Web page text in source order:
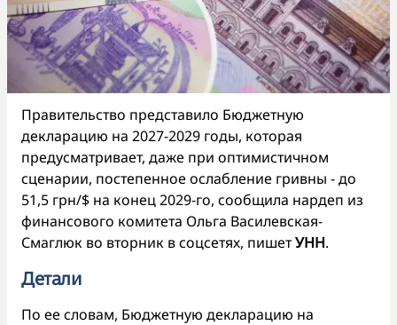
Правительство представило Бюджетную
декларацию на 2027-2029 годы, которая
предусматривает, даже при оптимистичном
сценарии, постепенное ослабление гривны - до
51,5 грн/$ на конец 2029-го, сообщила нардеп из
финансового комитета Ольга Василевская-
Смаглюк во вторник в соцсетях, пишетУНН.
Детали
По ее словам, Бюджетную декларацию на